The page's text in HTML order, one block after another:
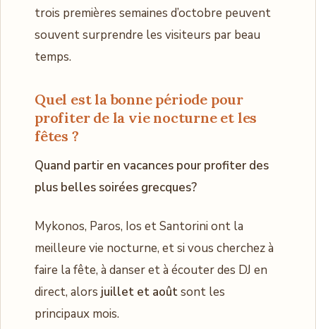
trois premières semaines d’octobre peuvent
souvent surprendre les visiteurs par beau
temps.
Quel est la bonne période pour
profiter de la vie nocturne et les
fêtes ?
Quand partir en vacances pour profiter des
plus belles soirées grecques?
Mykonos, Paros, Ios et Santorini ont la
meilleure vie nocturne, et si vous cherchez à
faire la fête, à danser et à écouter des DJ en
direct, alors juillet et aoûtsont les
principaux mois.